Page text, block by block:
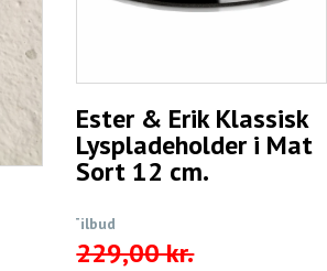
Ester & Erik Klassisk
Lyspladeholder i Mat
Sort 12 cm.
Tilbud
229,00 kr.